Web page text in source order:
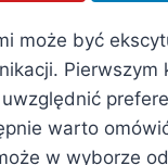
może być
warto
w wyborze